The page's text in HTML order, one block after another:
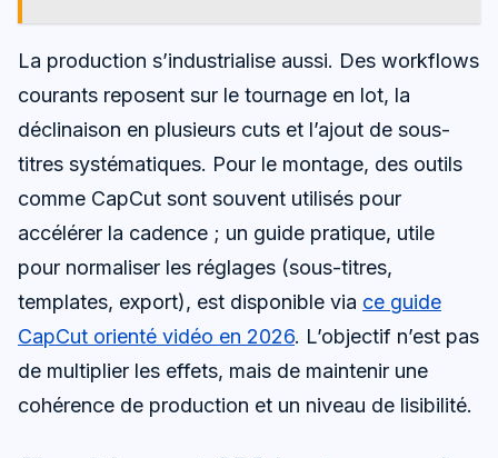
La production s’industrialise aussi. Des workflows
courants reposent sur le tournage en lot, la
déclinaison en plusieurs cuts et l’ajout de sous-
titres systématiques. Pour le montage, des outils
comme CapCut sont souvent utilisés pour
accélérer la cadence ; un guide pratique, utile
pour normaliser les réglages (sous-titres,
templates, export), est disponible via ce guide
CapCut orienté vidéo en 2026. L’objectif n’est pas
de multiplier les effets, mais de maintenir une
cohérence de production et un niveau de lisibilité.